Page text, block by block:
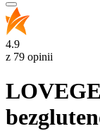
4.9
z 79 opinii